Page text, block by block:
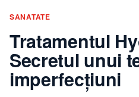
SANATATE
Tratamentul
Secretul unui
imperfecțiuni